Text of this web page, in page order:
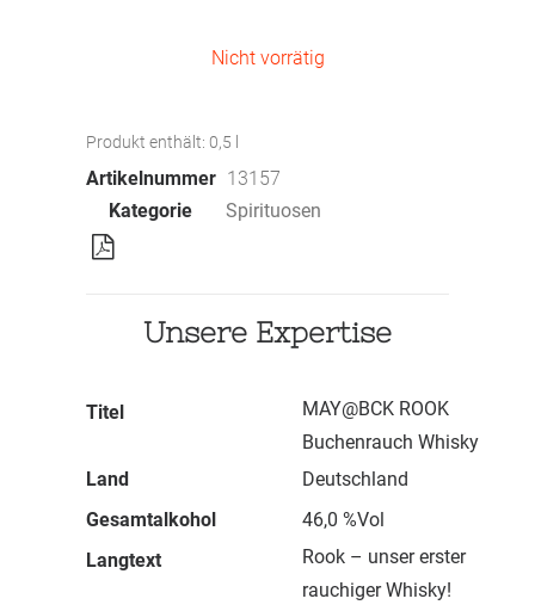
Nicht vorrätig
Produkt enthält: 0,5
Artikelnummer 13157
Kategorie
Spirituosen
Unsere Expertise
Titel
MAY@BCK ROOK
Buchenrauch Whisky
Land
Deutschland
Gesamtalkohol
46,0 %Vol
Langtext
Rook – unser erster
rauchiger Whisky!